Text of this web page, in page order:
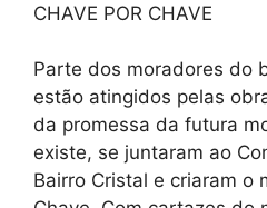
CHAVE POR CHAVE
Parte dos moradores do
estão atingidos pelas
da promessa da futura
existe, se juntaram ao
Bairro Cristal e criaram o